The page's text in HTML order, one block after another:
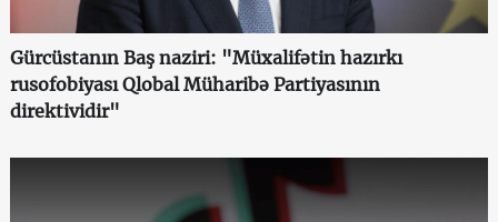
Gürcüstanın Baş naziri: "Müxalifətin hazırkı
rusofobiyası Qlobal Müharibə Partiyasının
direktividir"